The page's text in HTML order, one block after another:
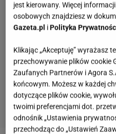
jest kierowany. Więcej
osobowych znajdziesz w
Gazeta.pl i Polityka
Klikając „Akceptuję” wyrażasz
przechowywanie plików cookie
Zaufanych Partnerów i Agora
końcowym. Możesz w każdej
dotyczące plików cookie,
twoimi preferencjami dot.
odnośnik „Ustawienia
przechodząc do „Ustawień